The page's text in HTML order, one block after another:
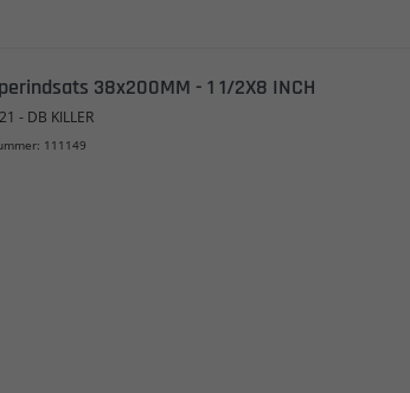
38x200MM - 1 1/2X8 INCH
- DB KILLER
111149